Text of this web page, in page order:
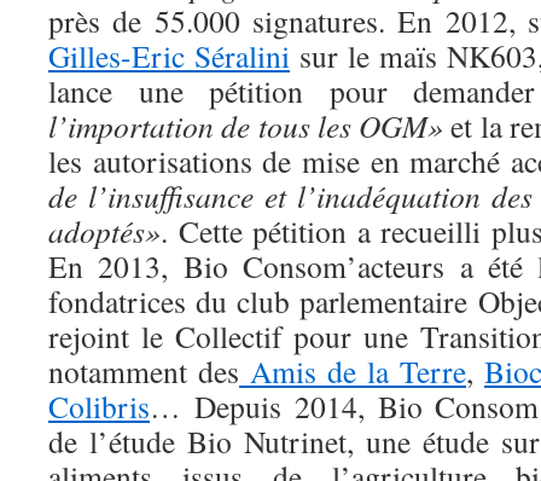
près de 55.000 signatures. En 2012,
Gilles-Eric Séralini sur le maïs
lance une pétition pour
l’importation de tous les OGM» et la
les autorisations de mise en marché
de l’insuffisance et l’inadéquation
adoptés». Cette pétition a recueilli
En 2013, Bio Consom’acteurs a été
fondatrices du club parlementaire
rejoint le Collectif pour une
notamment des Amis de la Terre,
Colibris… Depuis 2014, Bio
de l’étude Bio Nutrinet, une étude